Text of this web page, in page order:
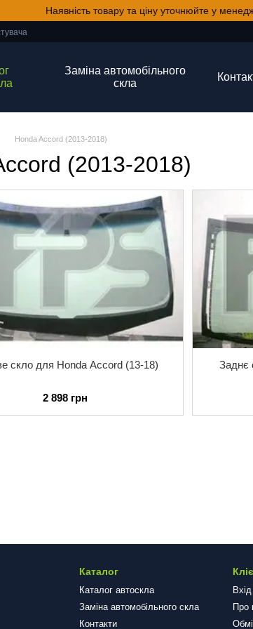
Наявність товару та ціну уточнюйте у
Заміна автомобільного
скла
Honda Accord (2013-2018)
(2013-2018)
скло для Honda Accord (13-18)
2 898 грн
Заднє
Каталог
Каталог автоскла
Заміна автомобільного скла
Контакти
Про